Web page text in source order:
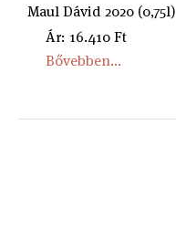
Maul Dávid 2020 (0,75l)
Ár: 16.410 Ft
Bővebben...